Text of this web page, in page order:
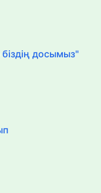
досымыз"